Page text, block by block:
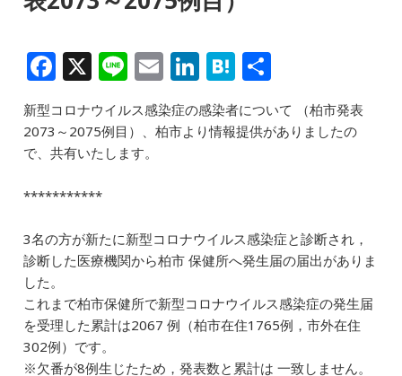
F
c
e
b
o
o
k
X Li
n
e
E
m
ai
Li
n
k
e
H
at
e
有
新型コロナウイルス感染症の感染者について （柏市発表
2073～2075例目）、柏市より情報提供がありましたの
で、共有いたします。
***********
3名の方が新たに新型コロナウイルス感染症と診断され，
診断した医療機関から柏市 保健所へ発生届の届出がありま
した。
これまで柏市保健所で新型コロナウイルス感染症の発生届
を受理した累計は2067 例（柏市在住1765例，市外在住
302例）です。
※欠番が8例生じたため，発表数と累計は 一致しません。